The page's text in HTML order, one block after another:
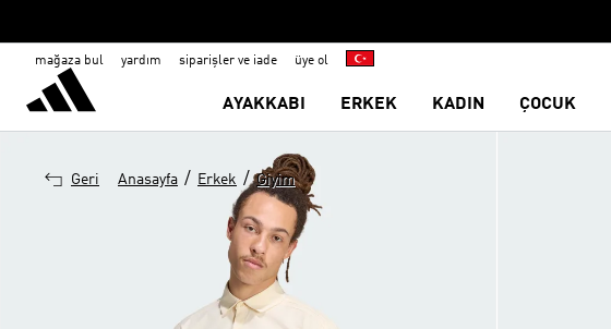
mağaza bul yardım siparişler ve iade üye ol
AYAKKABI ERKEK KADIN ÇOCUK
Geri Anasayfa / Erkek / Giyim